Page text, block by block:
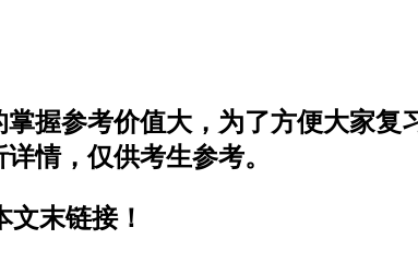
握参考价值大，为了方便大家复
情，仅供考生参考。
末链接！